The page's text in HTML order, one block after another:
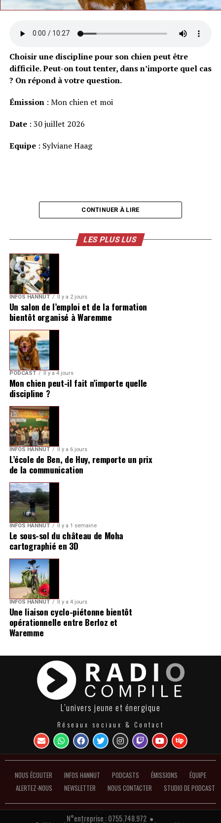
Choisir une discipline pour son chien peut être
difficile. Peut-on tout tenter, dans n’importe quel cas
? On répond à votre question.
Émission: Mon chien et moi
Date: 30 juillet 2026
Equipe: Sylviane Haag
CONTINUER À LIRE
LES PLUS LUS
INFOS HANNUT Il y a 2 jours
Un salon de l’emploi et de la formation
bientôt organisé à Waremme
PODCAST Il y a 4 jours
Mon chien peut-il fait n’importe quelle
discipline ?
INFOS HANNUT Il y a 6 jours
L’école de Ben, de Huy, remporte un prix
de la communication
INFOS HANNUT Il y a 1 semaine
Le sous-sol du château de Moha
cartographié en 3D
INFOS HANNUT Il y a 4 jours
Une liaison cyclo-piétonne bientôt
opérationnelle entre Berloz et
Waremme
L’univers jeune et énergique
Réseaux sociaux & Contact
NOUS ÉCOUTER INFOS HANNUT PODCASTS ÉMISSIONS
ÉQUIPE
ALERTEZ-NOUS
NEWSLETTER NOUS CONTACTER STUDIO DE PODCAST
N°entreprise : 0755.748.972 ●